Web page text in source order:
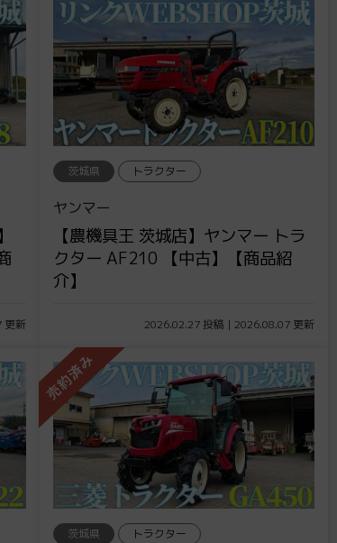
更新
茨城県 トラクター
ヤンマー
【農機具王 茨城店】ヤンマー トラ
クター AF210 【中古】【商品紹
介】
2026.02.27 投稿 | 2026.08.07 更新
茨城県 トラクター